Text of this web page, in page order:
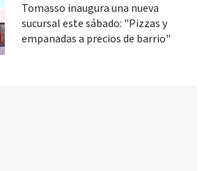
Tomasso inaugura una nueva
sucursal este sábado: "Pizzas y
empanadas a precios de barrio"